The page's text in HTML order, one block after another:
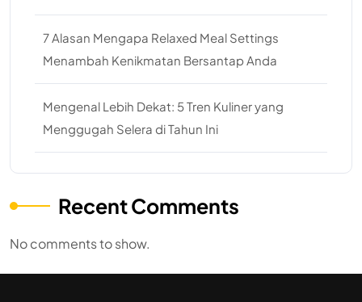
7 Alasan Mengapa Relaxed Meal Settings
Menambah Kenikmatan Bersantap Anda
Mengenal Lebih Dekat: 5 Tren Kuliner yang
Menggugah Selera di Tahun Ini
Recent Comments
No comments to show.